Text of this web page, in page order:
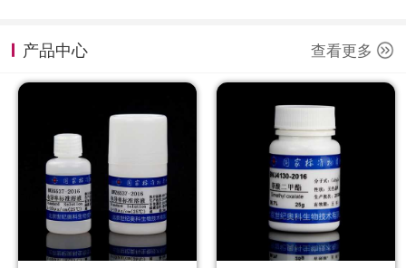
产品中心 查看更多
新闻资讯
公司主页
购物车
会员中心